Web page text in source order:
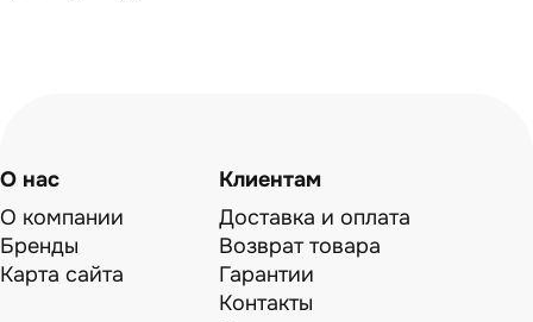
О нас
О компании
Бренды
Карта сайта
Клиентам
Доставка и оплата
Возврат товара
Гарантии
Контакты